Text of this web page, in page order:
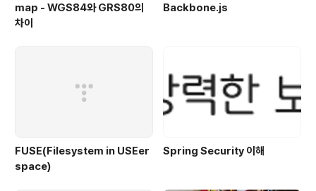
map - WGS84와 GRS80의
차이
Backbone.js
FUSE(Filesystem in USEer
space)
Spring Security 이해